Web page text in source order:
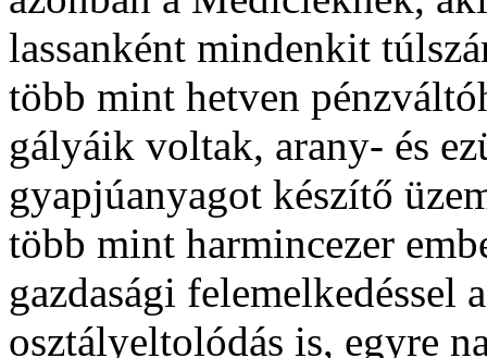
lassanként mindenkit
több mint hetven
gályáik voltak, arany- és
gyapjúanyagot készítő
több mint harmincezer
gazdasági felemelkedéssel
osztályeltolódás is, egyre